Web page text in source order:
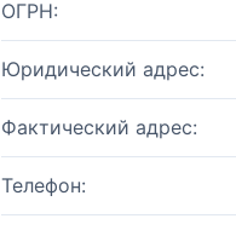
ОГРН:
Юридический адрес:
Фактический адрес:
Телефон: